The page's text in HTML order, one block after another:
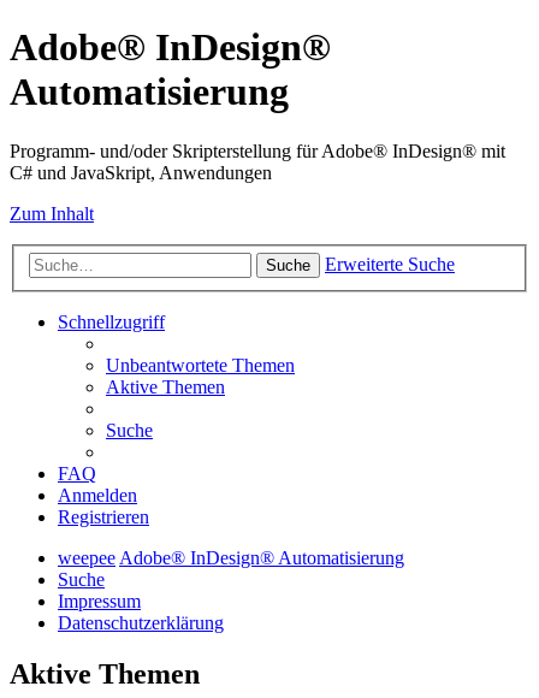
Adobe® InDesign®
Automatisierung
Programm- und/oder Skripterstellung für Adobe® InDesign® mit
C# und JavaSkript, Anwendungen
Zum Inhalt
Suche Erweiterte Suche
Schnellzugriff
Unbeantwortete Themen
Aktive Themen
Suche
FAQ
Anmelden
Registrieren
weepeeAdobe® InDesign® Automatisierung
Suche
Impressum
Datenschutzerklärung
Aktive Themen